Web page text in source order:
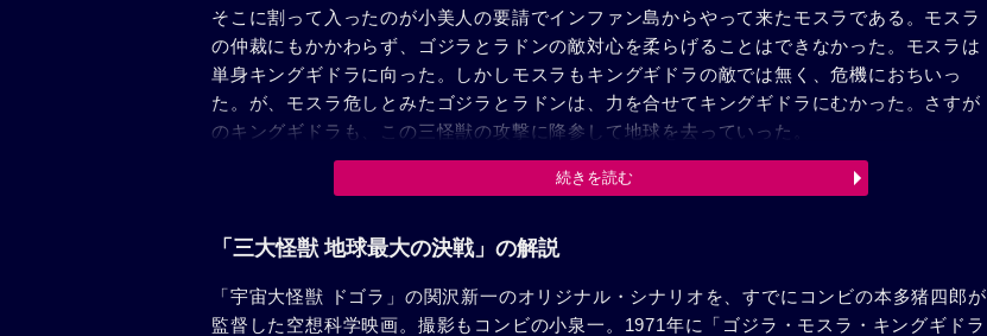
そこに割って入ったのが小美人の要請でインファン島からやって来たモスラである。モスラ
の仲裁にもかかわらず、ゴジラとラドンの敵対心を柔らげることはできなかった。モスラは
単身キングギドラに向った。しかしモスラもキングギドラの敵では無く、危機におちいっ
た。が、モスラ危しとみたゴジラとラドンは、力を合せてキングギドラにむかった。さすが
のキングギドラも、この三怪獣の攻撃に降参して地球を去っていった。
続きを読む
「三大怪獣 地球最大の決戦」の解説
「宇宙大怪獣 ドゴラ」の関沢新一のオリジナル・シナリオを、すでにコンビの本多猪四郎が
監督した空想科学映画。撮影もコンビの小泉一。1971年に「ゴジラ・モスラ・キングギドラ